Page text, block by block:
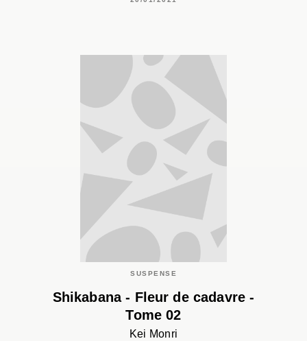
SUSPENSE
Shikabana - Fleur de cadavre -
Tome 02
Kei Monri